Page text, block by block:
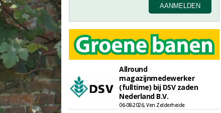
Allround
magazijnmedewerker
(fulltime) bij DSV zaden
Nederland B.V.
06-08-2026, Ven Zelderheide